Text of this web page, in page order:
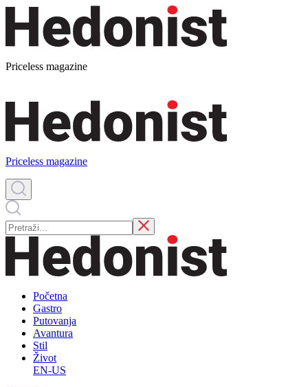
Priceless magazine
Priceless magazine
Početna
Gastro
Putovanja
Avantura
Stil
Život
EN-US